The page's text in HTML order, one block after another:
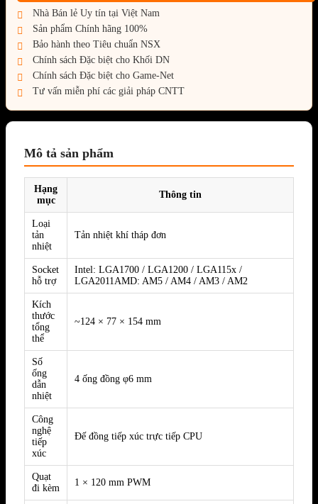
Nhà Bán lẻ Uy tín tại Việt Nam
Sản phẩm Chính hãng 100%
Bảo hành theo Tiêu chuẩn NSX
Chính sách Đặc biệt cho Khối DN
Chính sách Đặc biệt cho Game-Net
Tư vấn miễn phí các giải pháp CNTT
Mô tả sản phẩm
Hạng
mục
Thông tin
Loại
tản
nhiệt
Tản nhiệt khí tháp đơn
Socket
hỗ trợ
Intel: LGA1700 / LGA1200 / LGA115x /
LGA2011AMD: AM5 / AM4 / AM3 / AM2
Kích
thước
tổng
thể
~124 × 77 × 154 mm
Số
ống
dẫn
nhiệt
4 ống đồng φ6 mm
Công
nghệ
tiếp
xúc
Đế đồng tiếp xúc trực tiếp CPU
Quạt
đi kèm
1 × 120 mm PWM